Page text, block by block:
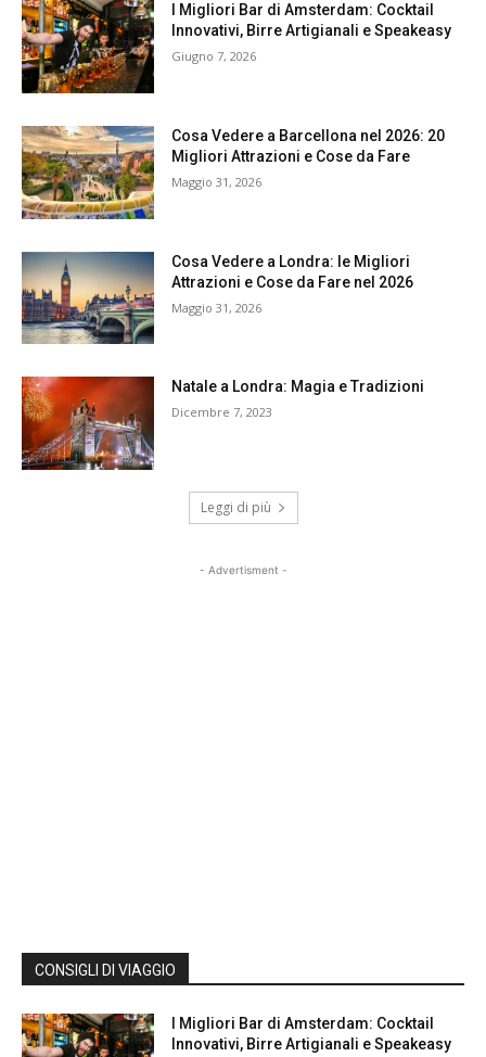
I Migliori Bar di Amsterdam: Cocktail
Innovativi, Birre Artigianali e Speakeasy
Giugno 7, 2026
Cosa Vedere a Barcellona nel 2026: 20
Migliori Attrazioni e Cose da Fare
Maggio 31, 2026
Cosa Vedere a Londra: le Migliori
Attrazioni e Cose da Fare nel 2026
Maggio 31, 2026
Natale a Londra: Magia e Tradizioni
Dicembre 7, 2023
Leggi di più
- Advertisment -
CONSIGLI DI VIAGGIO
I Migliori Bar di Amsterdam: Cocktail
Innovativi, Birre Artigianali e Speakeasy